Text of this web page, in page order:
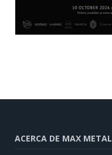
ACERCA DE MAX METAL